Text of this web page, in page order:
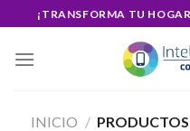
to
content
¡TRANSFORMA TU
INICIO / PRODUCTOS